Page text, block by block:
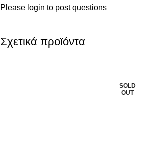
Please login to post questions
Σχετικά προϊόντα
SOLD
OUT